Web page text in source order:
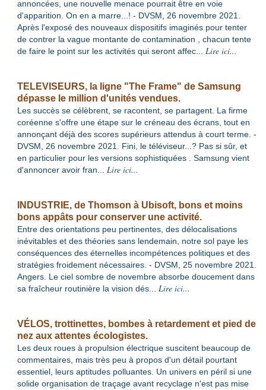
annoncées, une nouvelle menace pourrait être en voie
d'apparition. On en a marre...! - DVSM, 26 novembre 2021.
Après l'exposé des nouveaux dispositifs imaginés pour tenter
de contrer la vague montante de contamination , chacun tente
de faire le point sur les activités qui seront affec
Lire ici...
TELEVISEURS, la ligne "The Frame" de Samsung
dépasse le million d'unités vendues.
Les succès se célèbrent, se racontent, se partagent. La firme
coréenne s'offre une étape sur le créneau des écrans, tout en
annonçant déjà des scores supérieurs attendus à court terme. -
DVSM, 26 novembre 2021. Fini, le téléviseur...? Pas si sûr, et
en particulier pour les versions sophistiquées . Samsung vient
d'annoncer avoir fran
Lire ici...
INDUSTRIE, de Thomson à Ubisoft, bons et moins
bons appâts pour conserver une activité.
Entre des orientations peu pertinentes, des délocalisations
inévitables et des théories sans lendemain, notre sol paye les
conséquences des éternelles incompétences politiques et des
stratégies froidement nécessaires. - DVSM, 25 novembre 2021.
Angers. Le ciel sombre de novembre absorbe doucement dans
sa fraîcheur routinière la vision dés
Lire ici...
VÉLOS, trottinettes, bombes à retardement et pied de
nez aux attentes écologistes.
Les deux roues à propulsion électrique suscitent beaucoup de
commentaires, mais très peu à propos d'un détail pourtant
essentiel, leurs aptitudes polluantes. Un univers en péril si une
solide organisation de traçage avant recyclage n'est pas mise